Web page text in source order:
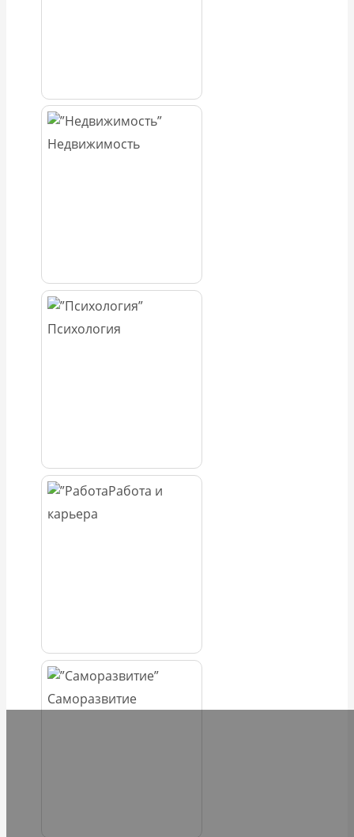
Недвижимость
Психология
Работа и
карьера
Саморазвитие